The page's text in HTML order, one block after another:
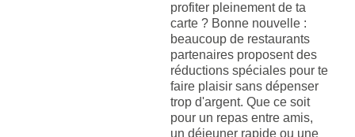
profiter pleinement de ta
carte ? Bonne nouvelle :
beaucoup de restaurants
partenaires proposent des
réductions spéciales pour te
faire plaisir sans dépenser
trop d'argent. Que ce soit
pour un repas entre amis,
un déjeuner rapide ou une